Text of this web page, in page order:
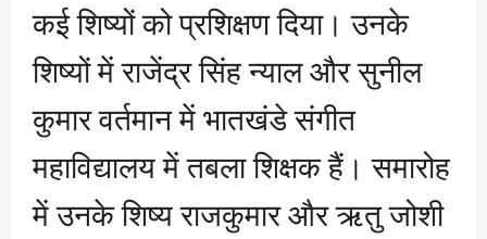
कई शिष्यों को प्रशिक्षण दिया। उनके
शिष्यों में राजेंद्र सिंह न्याल और सुनील
कुमार वर्तमान में भातखंडे संगीत
महाविद्यालय में तबला शिक्षक हैं। समारोह
में उनके शिष्य राजकुमार और ऋतु जोशी